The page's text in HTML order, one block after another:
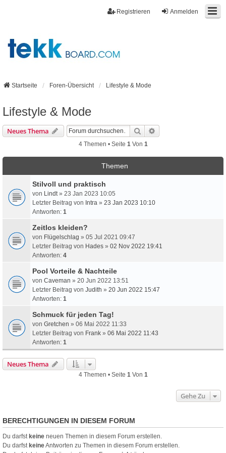
Anmelden
Registrieren
Startseite Foren-Übersicht Lifestyle & Mode
Lifestyle & Mode
Neues Thema Suche
4 Themen • Seite 1Von 1
Themen
Stilvoll und praktisch
von Lindt» 23 Jan 2023 10:05
Letzter Beitrag von Intra » 23 Jan 2023 10:10
Antworten: 1
Zeitlos kleiden?
von Flügelschlag » 05 Jul 2021 09:47
Letzter Beitrag von Hades » 02 Nov 2022 19:41
Antworten: 4
Pool Vorteile & Nachteile
von Caveman » 20 Jun 2022 13:51
Letzter Beitrag von Judith » 20 Jun 2022 15:47
Antworten: 1
Schmuck für jeden Tag!
von Gretchen » 06 Mai 2022 11:33
Letzter Beitrag von Frank » 06 Mai 2022 11:43
Antworten: 1
Neues Thema
4 Themen • Seite 1Von 1
Gehe Zu
BERECHTIGUNGEN IN DIESEM FORUM
Du darfstkeine neuen Themen in diesem Forum erstellen.
Du darfstkeineAntworten zu Themen in diesem Forum erstellen.